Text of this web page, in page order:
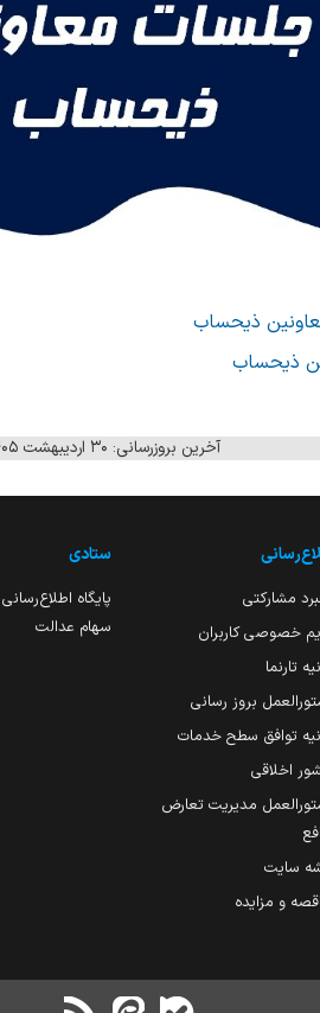
ذیحساب
ذیحساب
آخرین بروزرسانی: ۳۰ اردیبهشت ۱۴۰۵ - ۱۰:۳۵
مشارکتی
خصوصی کاربران
تارنما
بروز رسانی
توافق سطح خدمات
اخلاقی
مدیریت تعارض
سایت
و مزایده
ستادی
پایگاه
سهام عدالت